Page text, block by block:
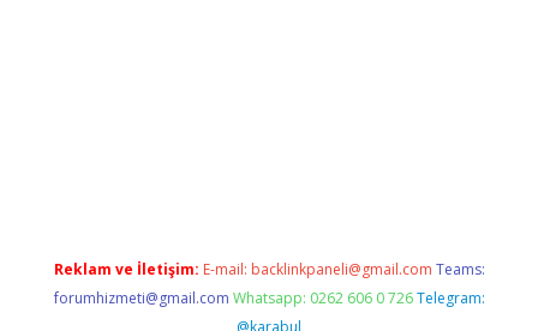
Reklam ve İletişim: E-mail: backlinkpaneli@gmail.com Teams:
forumhizmeti@gmail.com Whatsapp: 0262 606 0 726 Telegram:
@karabul